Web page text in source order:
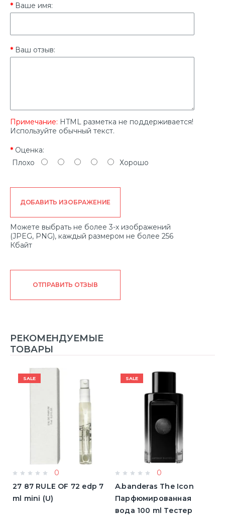
Ваше имя:
Ваш отзыв:
Примечание: HTML разметка не поддерживается!
Используйте обычный текст.
Оценка:
Плохо
Хорошо
ДОБАВИТЬ ИЗОБРАЖЕНИЕ
Можете выбрать не более 3-х изображений
(JPEG, PNG), каждый размером не более 256
Кбайт
ОТПРАВИТЬ ОТЗЫВ
РЕКОМЕНДУЕМЫЕ
ТОВАРЫ
SALE
0
27 87 RULE OF 72 edp 7
ml mini (U)
SALE
0
A.banderas The Icon
Парфюмированная
вода 100 ml Тестер